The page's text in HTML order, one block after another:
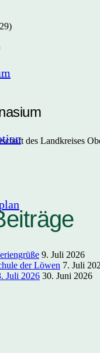
des Landkreises
9. Juli 2026
der Löwen 7. Juli
Juli 2026 30. Juni 2026